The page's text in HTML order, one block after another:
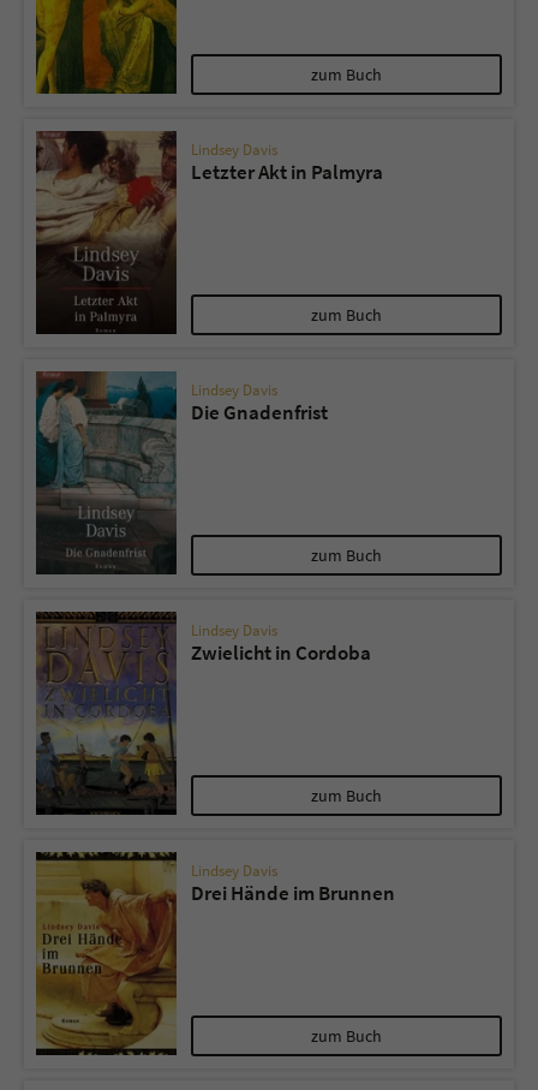
zum Buch
Lindsey Davis
Letzter Akt in Palmyra
zum Buch
Lindsey Davis
Die Gnadenfrist
zum Buch
Lindsey Davis
Zwielicht in Cordoba
zum Buch
Lindsey Davis
Drei Hände im Brunnen
zum Buch